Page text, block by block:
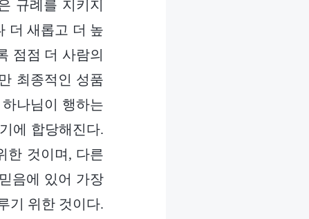
규례를 지키지
더 새롭고 더 높
점점 더 사람의
최종적인 성품
나님이 행하는
에 합당해진다.
한 것이며, 다른
음에 있어 가장
기 위한 것이다.